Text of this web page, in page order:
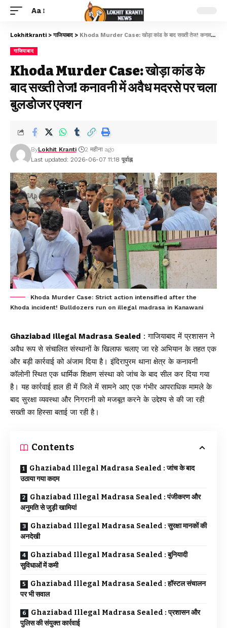
Aa
Lokhitkranti >गाजियाबाद > Khoda Murder Case: खोड़ा कांड के बाद सख्ती तेज! कनावनी में अवैध मदरसे पर चला बुलडोजर एक्शन
गाजियाबाद
Khoda Murder Case: खोड़ा कांड के
बाद सख्ती तेज! कनावनी में अवैध मदरसे पर चला
बुलडोजर एक्शन
Last updated: 2026-06-07 11:18 पूर्वाह्न
ByLokhit Kranti 2 महीना ago
Khoda Murder Case: Strict action intensified after the
Khoda incident! Bulldozers run on illegal madrasa in Kanawani
Ghaziabad Illegal Madrasa Sealed :गाजियाबाद में प्रशासन ने
अवैध रूप से संचालित संस्थानों के खिलाफ चलाए जा रहे अभियान के तहत एक
और बड़ी कार्रवाई को अंजाम दिया है। इंदिरापुरम थाना क्षेत्र के कनावनी
कॉलोनी स्थित एक धार्मिक शिक्षण संस्था को जांच के बाद सील कर दिया गया
है। यह कार्रवाई हाल ही में जिले में सामने आए एक गंभीर आपराधिक मामले के
बाद सुरक्षा व्यवस्था और निगरानी को मजबूत करने के उद्देश्य से की जा रही
सख्ती का हिस्सा बताई जा रही है।
Contents
Ghaziabad Illegal Madrasa Sealed : जांच के बाद
उठाया गया कदम
Ghaziabad Illegal Madrasa Sealed : पंजीकरण और
अनुमति से जुड़ी खामियां
Ghaziabad Illegal Madrasa Sealed : सुरक्षा मानकों की
अनदेखी
Ghaziabad Illegal Madrasa Sealed : बुनियादी
सुविधाओं में कमी
Ghaziabad Illegal Madrasa Sealed : हॉस्टल संचालन
पर भी सवाल
Ghaziabad Illegal Madrasa Sealed : प्रशासन और
पुलिस की संयुक्त कार्रवाई